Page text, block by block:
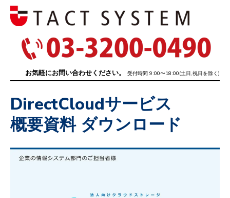
お気軽にお問い合わせください。 受付時間 9:00〜18:00(土日,祝日を除く)
DirectCloudサービス
概要資料 ダウンロード